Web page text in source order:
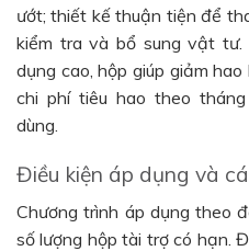
ướt; thiết kế thuận tiện để
kiểm tra và bổ sung vật
dụng cao, hộp giúp giảm
chi phí tiêu hao theo
dùng.
Điều kiện áp dụng và
Chương trình áp dụng theo
số lượng hộp tài trợ có hạn.